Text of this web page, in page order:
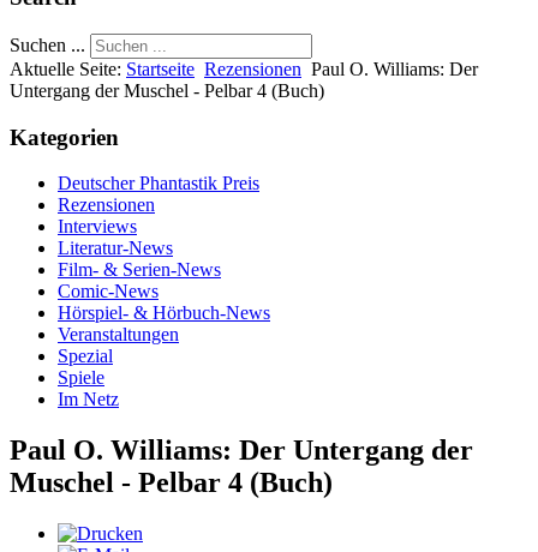
Suchen ...
Aktuelle Seite: Startseite Rezensionen Paul O. Williams: Der
Untergang der Muschel - Pelbar 4 (Buch)
Kategorien
Deutscher Phantastik Preis
Rezensionen
Interviews
Literatur-News
Film- & Serien-News
Comic-News
Hörspiel- & Hörbuch-News
Veranstaltungen
Spezial
Spiele
Im Netz
Paul O. Williams: Der Untergang der
Muschel - Pelbar 4 (Buch)